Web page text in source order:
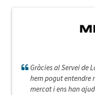
Gràcies al Servei de
hem pogut
mercat i ens han